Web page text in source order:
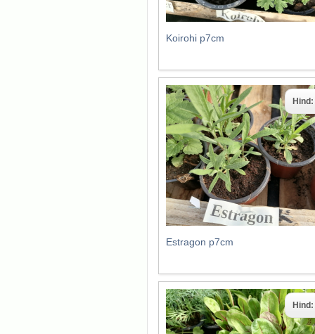
Koirohi p7cm
Estragon p7cm
Hind:
Hind: